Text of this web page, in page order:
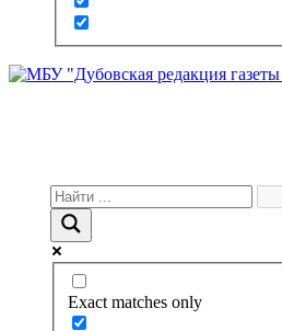
Exact matches only